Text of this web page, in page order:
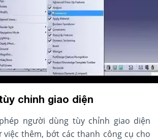
chỉnh giao diện
người dùng tùy chỉnh giao diện
thêm, bớt các thanh công cụ cho